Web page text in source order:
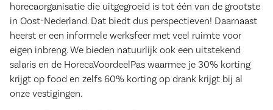
horecaorganisatie die uitgegroeid is tot één van de grootste
in Oost-Nederland. Dat biedt dus perspectieven! Daarnaast
heerst er een informele werksfeer met veel ruimte voor
eigen inbreng. We bieden natuurlijk ook een uitstekend
salaris en de HorecaVoordeelPas waarmee je 30% korting
krijgt op food en zelfs 60% korting op drank krijgt bij al
onze vestigingen.